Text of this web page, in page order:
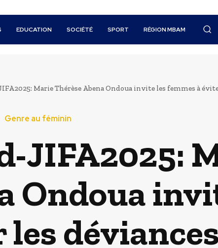
EDUCATION SOCIÉTÉ SPORT RÉGION MBAM
Marie Thérèse Abena Ondoua invite les femmes à
Genre au féminin
JIFA2025:
Ondoua